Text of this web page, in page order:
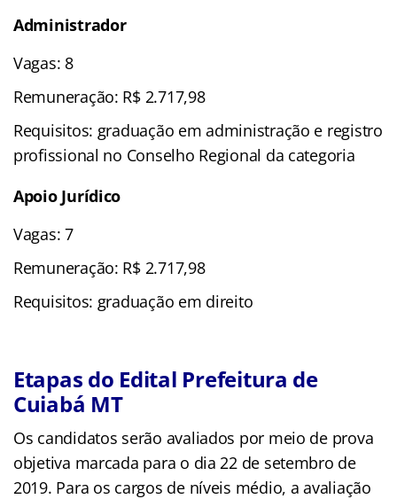
Administrador
Vagas: 8
Remuneração: R$ 2.717,98
Requisitos: graduação em administração e registro
profissional no Conselho Regional da categoria
Apoio Jurídico
Vagas: 7
Remuneração: R$ 2.717,98
Requisitos: graduação em direito
Etapas do Edital Prefeitura de
Cuiabá MT
Os candidatos serão avaliados por meio de prova
objetiva marcada para o dia 22 de setembro de
2019. Para os cargos de níveis médio, a avaliação